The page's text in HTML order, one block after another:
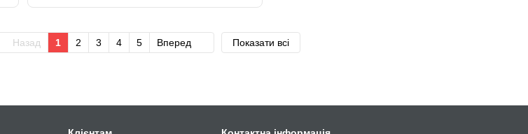
Назад 1 2 3 4 5 Вперед Показати всі